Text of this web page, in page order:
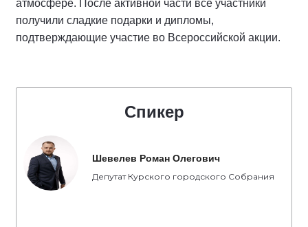
атмосфере. После активной части все участники
получили сладкие подарки и дипломы,
подтверждающие участие во Всероссийской акции.
Спикер
Шевелев Роман Олегович
Депутат Курского городского Собрания